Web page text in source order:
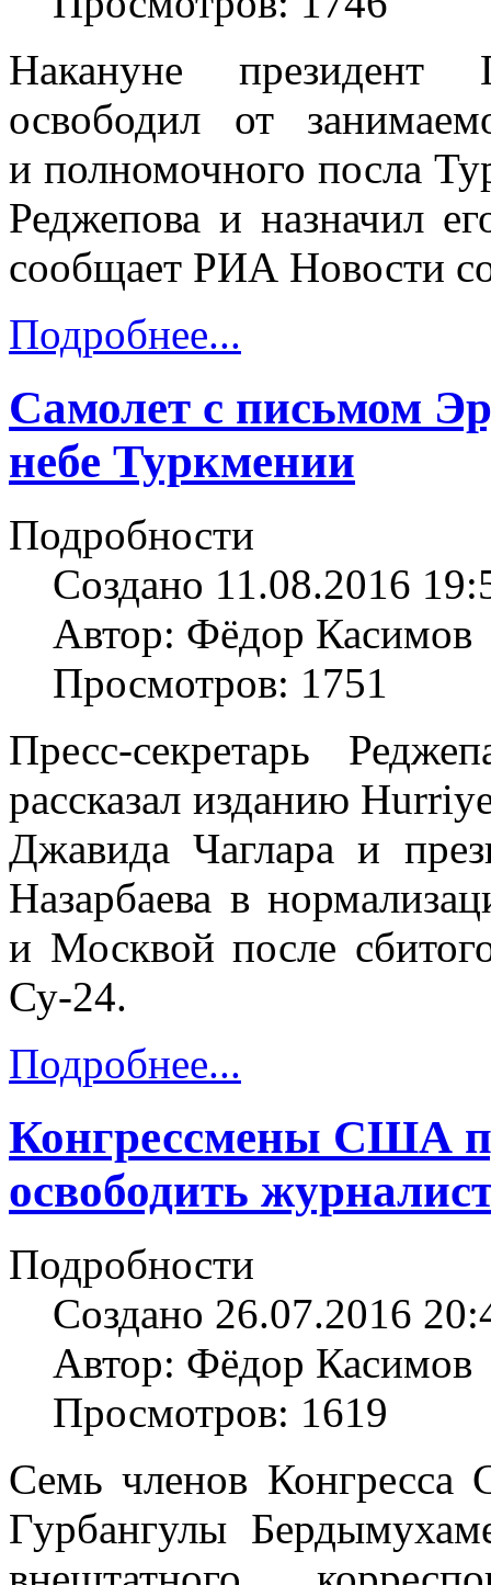
Накануне президент
освободил от
и полномочного посла
Реджепова и назначил
сообщает РИА Новости
Подробнее...
Самолет с письмом
небе Туркмении
Подробности
Создано 11.08.2016
Автор: Фёдор Касимов
Просмотров: 1751
Пресс-секретарь
рассказал изданию
Джавида Чаглара и
Назарбаева в
и Москвой после
Су-24.
Подробнее...
Конгрессмены США
освободить
Подробности
Создано 26.07.2016
Автор: Фёдор Касимов
Просмотров: 1619
Семь членов Конгресса
Гурбангулы